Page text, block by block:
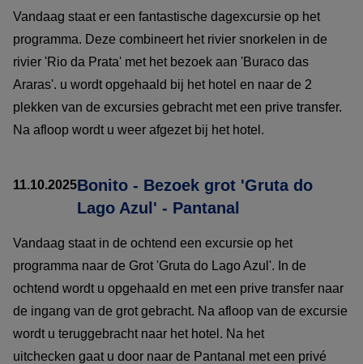
Vandaag staat er een fantastische dagexcursie op het
programma. Deze combineert het rivier snorkelen in de
rivier 'Rio da Prata' met het bezoek aan 'Buraco das
Araras'. u wordt opgehaald bij het hotel en naar de 2
plekken van de excursies gebracht met een prive transfer.
Na afloop wordt u weer afgezet bij het hotel.
11.10.2025Bonito - Bezoek grot 'Gruta do
Lago Azul' - Pantanal
Vandaag staat in de ochtend een excursie op het
programma naar de Grot 'Gruta do Lago Azul'. In de
ochtend wordt u opgehaald en met een prive transfer naar
de ingang van de grot gebracht. Na afloop van de excursie
wordt u teruggebracht naar het hotel. Na het
uitchecken gaat u door naar de Pantanal met een privé